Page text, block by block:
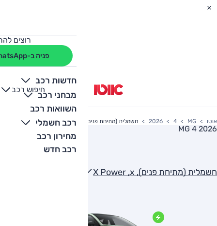
רוצים
פניה ב-WhatsApp
חדשות רכב
מבחני רכב
השוואות רכב
רכב חשמלי
מחירון רכב
רכב חדש
חיפוש רכב
+
-
אוטו MG
4
2026 חשמלית (מתיחת פנים), X Power ,x
MG 4 2026
חשמלית (מתיחת פנים), X Power ,x